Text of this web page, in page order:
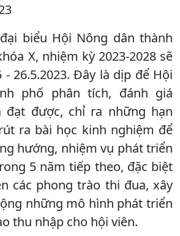
biểu Hội Nông dân thành
X, nhiệm kỳ 2023-2028 sẽ
- 26.5.2023. Đây là dịp để Hội
phố phân tích, đánh giá
đạt được, chỉ ra những hạn
ra bài học kinh nghiệm để
hướng, nhiệm vụ phát triển
5 năm tiếp theo, đặc biệt
các phong trào thi đua, xây
những mô hình phát triển
thu nhập cho hội viên.